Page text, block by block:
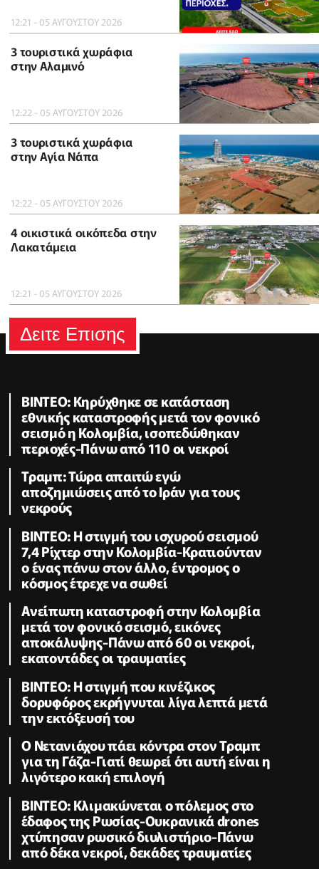
12:21 - 05 ΑΥΓΟΥΣΤΟΥ 2026
3 τουριστικά χωράφια
στην Αλαμινό
12:22 - 05 ΑΥΓΟΥΣΤΟΥ 2026
3 τουριστικά χωράφια
στην Αγία Νάπα
12:22 - 05 ΑΥΓΟΥΣΤΟΥ 2026
4 οικιστικά οικόπεδα στην
Λακατάμεια
12:21 - 05 ΑΥΓΟΥΣΤΟΥ 2026
Δειτε Επισης
ΒΙΝTEO: Kηρύχθηκε σε κατάσταση
εθνικής καταστροφής μετά τον φονικό
σεισμό η Κολομβία, ισοπεδώθηκαν
περιοχές-Πάνω από 110 οι νεκροί
Τραμπ: Τώρα απαιτώ εγώ
αποζημιώσεις από το Ιράν για τους
νεκρούς
BINTEO: H στιγμή του ισχυρού σεισμού
7,4 Ρίχτερ στην Κολομβία-Κρατιούνταν
ο ένας πάνω στον άλλο, έντρομος ο
κόσμος έτρεχε να σωθεί
Ανείπωτη καταστροφή στην Κολομβία
μετά τον φονικό σεισμό, εικόνες
αποκάλυψης-Πάνω από 60 οι νεκροί,
εκατοντάδες οι τραυματίες
ΒΙΝΤΕΟ: Η στιγμή που κινέζικος
δορυφόρος εκρήγνυται λίγα λεπτά μετά
την εκτόξευσή του
Ο Νετανιάχου πάει κόντρα στον Τραμπ
για τη Γάζα-Γιατί θεωρεί ότι αυτή είναι η
λιγότερο κακή επιλογή
ΒΙΝΤΕΟ: Κλιμακώνεται ο πόλεμος στο
έδαφος της Ρωσίας-Ουκρανικά drones
χτύπησαν ρωσικό διυλιστήριο-Πάνω
από δέκα νεκροί, δεκάδες τραυματίες